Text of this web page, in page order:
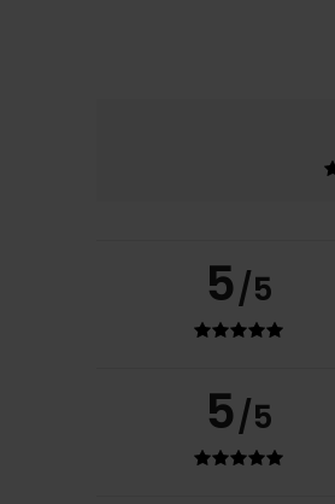
5/5
5/5